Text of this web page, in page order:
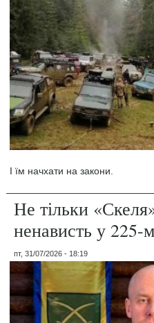
І їм начхати на закони.
Не тільки
ненависть у
пт, 31/07/2026 - 18:19